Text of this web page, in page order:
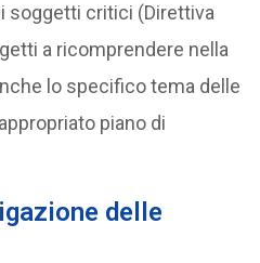
soggetti critici (Direttiva
a ricomprendere nella
lo specifico tema delle
piano di
delle